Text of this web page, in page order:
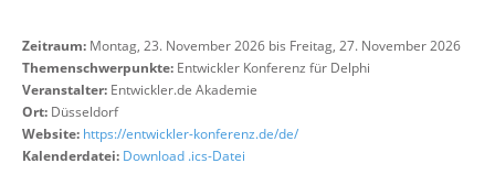
Zeitraum: Montag, 23. November 2026 bis Freitag, 27. November 2026
Themenschwerpunkte: Entwickler Konferenz für Delphi
Veranstalter: Entwickler.de Akademie
Ort: Düsseldorf
Website: https://entwickler-konferenz.de/de/
Kalenderdatei: Download .ics-Datei